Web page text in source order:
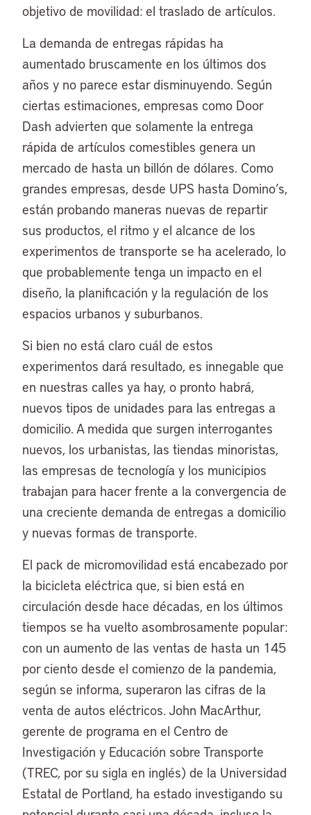
objetivo de movilidad: el traslado de artículos.
La demanda de entregas rápidas ha
aumentado bruscamente en los últimos dos
años y no parece estar disminuyendo. Según
ciertas estimaciones, empresas como Door
Dash advierten que solamente la entrega
rápida de artículos comestibles genera un
mercado de hasta un billón de dólares. Como
grandes empresas, desde UPS hasta Domino’s,
están probando maneras nuevas de repartir
sus productos, el ritmo y el alcance de los
experimentos de transporte se ha acelerado, lo
que probablemente tenga un impacto en el
diseño, la planificación y la regulación de los
espacios urbanos y suburbanos.
Si bien no está claro cuál de estos
experimentos dará resultado, es innegable que
en nuestras calles ya hay, o pronto habrá,
nuevos tipos de unidades para las entregas a
domicilio. A medida que surgen interrogantes
nuevos, los urbanistas, las tiendas minoristas,
las empresas de tecnología y los municipios
trabajan para hacer frente a la convergencia de
una creciente demanda de entregas a domicilio
y nuevas formas de transporte.
El pack de micromovilidad está encabezado por
la bicicleta eléctrica que, si bien está en
circulación desde hace décadas, en los últimos
tiempos se ha vuelto asombrosamente popular:
con un aumento de las ventas de hasta un 145
por ciento desde el comienzo de la pandemia,
según se informa, superaron las cifras de la
venta de autos eléctricos. John MacArthur,
gerente de programa en el Centro de
Investigación y Educación sobre Transporte
(TREC, por su sigla en inglés) de la Universidad
Estatal de Portland, ha estado investigando su